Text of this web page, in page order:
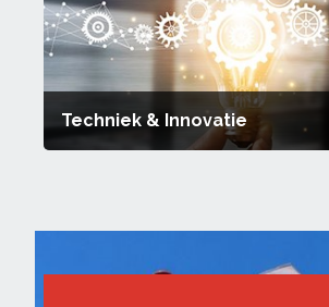
Techniek & Innovatie